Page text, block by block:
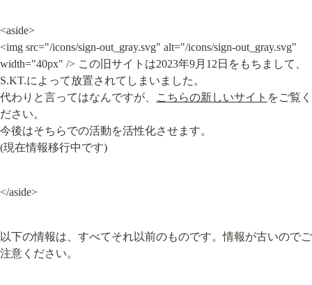
<aside>
<img src="/icons/sign-out_gray.svg" alt="/icons/sign-out_gray.svg"
width="40px" /> この旧サイトは2023年9月12日をもちまして、
S.KT.によって放置されてしまいました。
代わりと言ってはなんですが、
こちらの新しいサイト をご覧く
ださい。
今後はそちらでの活動を活性化させます。
(現在情報移行中です)
</aside>
以下の情報は、すべてそれ以前のものです。情報が古いのでご
注意ください。